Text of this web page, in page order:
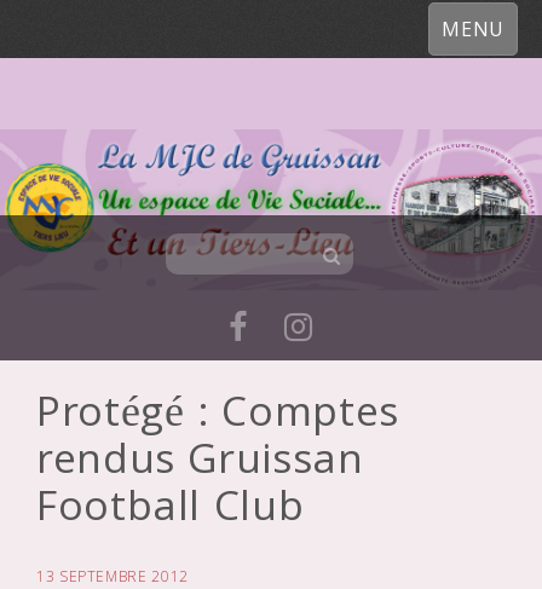
MENU
content
Protégé : Comptes
rendus Gruissan
Football Club
13 SEPTEMBRE 2012